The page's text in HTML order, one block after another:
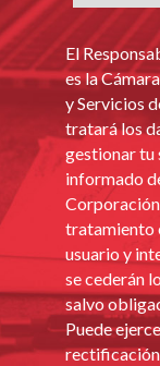
El
es la
y Servicios
tratará los
gestionar tu
informado
tratamiento
usuario y
se cederán
salvo
Puede